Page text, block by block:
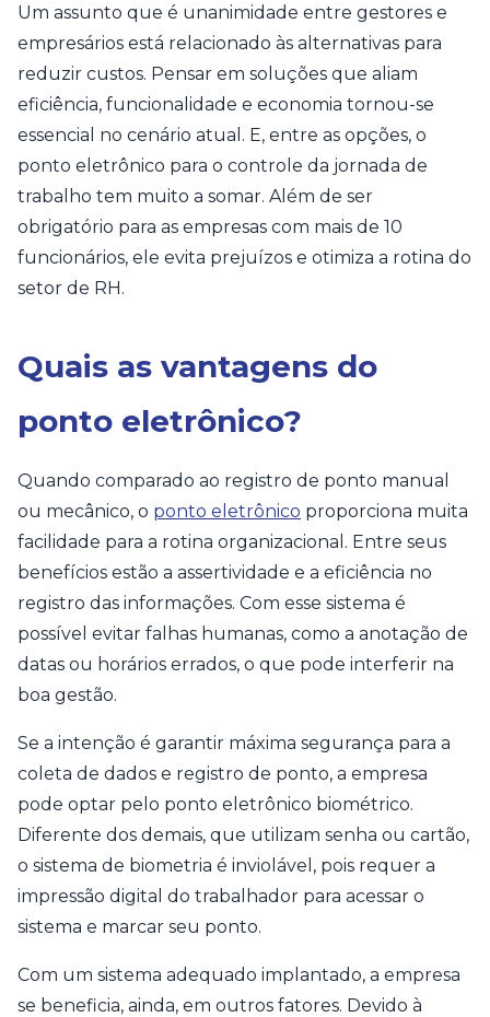
Um assunto que é unanimidade entre gestores e
empresários está relacionado às alternativas para
reduzir custos. Pensar em soluções que aliam
eficiência, funcionalidade e economia tornou-se
essencial no cenário atual. E, entre as opções, o
ponto eletrônico para o controle da jornada de
trabalho tem muito a somar. Além de ser
obrigatório para as empresas com mais de 10
funcionários, ele evita prejuízos e otimiza a rotina do
setor de RH.
Quais as vantagens do
ponto eletrônico?
Quando comparado ao registro de ponto manual
ou mecânico, o ponto eletrônico proporciona muita
facilidade para a rotina organizacional. Entre seus
benefícios estão a assertividade e a eficiência no
registro das informações. Com esse sistema é
possível evitar falhas humanas, como a anotação de
datas ou horários errados, o que pode interferir na
boa gestão.
Se a intenção é garantir máxima segurança para a
coleta de dados e registro de ponto, a empresa
pode optar pelo ponto eletrônico biométrico.
Diferente dos demais, que utilizam senha ou cartão,
o sistema de biometria é inviolável, pois requer a
impressão digital do trabalhador para acessar o
sistema e marcar seu ponto.
Com um sistema adequado implantado, a empresa
se beneficia, ainda, em outros fatores. Devido à